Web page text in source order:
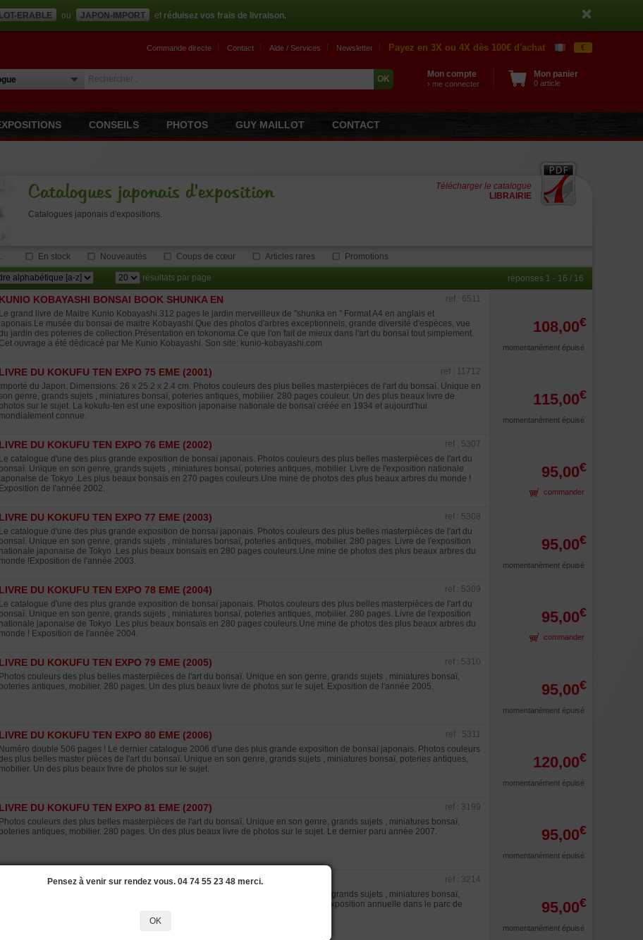
ERABLE ou JAPON-IMPORT et réduisez vos frais de livraison.
Commande directe Contact Aide / Services Newsletter Payez en 3X ou 4X dès 100€ d'achat €
Mon compte
› me connecter
Mon panier
0 article
CONSEILS PHOTOS GUY MAILLOT CONTACT
Catalogues japonais d'exposition
Catalogues japonais d'expositions.
Télécharger le catalogue
LIBRAIRIE
En stock Nouveautés Coups de cœur Articles rares Promotions
résultats par page réponses 1 - 16 / 16
KUNIO KOBAYASHI BONSAI BOOK SHUNKA EN
ref : 6511
Le grand livre de Maitre Kunio Kobayashi.312 pages le jardin merveilleux de "shunka en " Format A4 en anglais et
japonais.Le musée du bonsai de maitre Kobayashi.Que des photos d'arbres exceptionnels, grande diversité d'espèces, vue
jardin des poteries de collection.Présentation en tokonoma.Ce que l'on fait de mieux dans l'art du bonsaï tout simplement.
Cet ouvrage a été dédicacé par Me Kunio Kobayashi. Son site: kunio-kobayashi.com
108,00€
momentanément épuisé
LIVRE DU KOKUFU TEN EXPO 75 EME (2001)
ref : 11712
Importé du Japon. Dimensions: 26 x 25.2 x 2.4 cm. Photos couleurs des plus belles masterpièces de l'art du bonsaï. Unique en
son genre, grands sujets , miniatures bonsaï, poteries antiques, mobilier. 280 pages couleur. Un des plus beaux livre de
photos sur le sujet. La kokufu-ten est une exposition japonaise nationale de bonsaï créée en 1934 et aujourd'hui
mondialement connue.
115,00€
momentanément épuisé
LIVRE DU KOKUFU TEN EXPO 76 EME (2002)
ref : 5307
Le catalogue d'une des plus grande exposition de bonsaï japonais. Photos couleurs des plus belles masterpièces de l'art du
bonsaï. Unique en son genre, grands sujets , miniatures bonsaï, poteries antiques, mobilier. Livre de l'exposition nationale
japonaise de Tokyo .Les plus beaux bonsaïs en 270 pages couleurs.Une mine de photos des plus beaux arbres du monde !
Exposition de l'année 2002.
95,00€
commander
LIVRE DU KOKUFU TEN EXPO 77 EME (2003)
ref : 5308
Le catalogue d'une des plus grande exposition de bonsaï japonais. Photos couleurs des plus belles masterpièces de l'art du
bonsaï. Unique en son genre, grands sujets , miniatures bonsaï, poteries antiques, mobilier. 280 pages. Livre de l'exposition
nationale japonaise de Tokyo .Les plus beaux bonsaïs en 280 pages couleurs.Une mine de photos des plus beaux arbres du
monde !Exposition de l'année 2003.
95,00€
momentanément épuisé
LIVRE DU KOKUFU TEN EXPO 78 EME (2004)
ref : 5309
Le catalogue d'une des plus grande exposition de bonsaï japonais. Photos couleurs des plus belles masterpièces de l'art du
bonsaï. Unique en son genre, grands sujets , miniatures bonsaï, poteries antiques, mobilier. 280 pages. Livre de l'exposition
nationale japonaise de Tokyo .Les plus beaux bonsaïs en 280 pages couleurs.Une mine de photos des plus beaux arbres du
monde ! Exposition de l'année 2004.
95,00€
commander
LIVRE DU KOKUFU TEN EXPO 79 EME (2005)
ref : 5310
Photos couleurs des plus belles masterpièces de l'art du bonsaï. Unique en son genre, grands sujets , miniatures bonsaï,
poteries antiques, mobilier. 280 pages. Un des plus beaux livre de photos sur le sujet. Exposition de l'année 2005.
95,00€
momentanément épuisé
LIVRE DU KOKUFU TEN EXPO 80 EME (2006)
ref : 5311
Numéro double 506 pages ! Le dernier catalogue 2006 d'une des plus grande exposition de bonsaï japonais. Photos couleurs
plus belles master pièces de l'art du bonsaï. Unique en son genre, grands sujets , miniatures bonsaï, poteries antiques,
mobilier. Un des plus beaux livre de photos sur le sujet.
120,00€
momentanément épuisé
LIVRE DU KOKUFU TEN EXPO 81 EME (2007)
ref : 3199
Photos couleurs des plus belles masterpièces de l'art du bonsaï. Unique en son genre, grands sujets , miniatures bonsaï,
poteries antiques, mobilier. 280 pages. Un des plus beaux livre de photos sur le sujet. Le dernier paru année 2007.
95,00€
momentanément épuisé
LIVRE DU KOKUFU TEN EXPO 84 EME.(2010)
ref : 3214
Photos couleurs des plus belles masterpièces de l'art du bonsaï. Unique en son genre, grands sujets , miniatures bonsaï,
poteries antiques, mobilier. 280 pages. Un des plus beaux livre de photos sur le sujet.Exposition annuelle dans le parc de
95,00€
momentanément épuisé
Pensez à venir sur rendez vous. 04 74 55 23 48 merci.
OK